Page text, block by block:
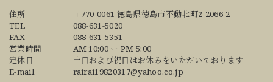
住所
〒770-0061 徳島県徳島市不動北町2-2066-2
TEL
088-631-5020
FAX
088-631-5351
営業時間
AM 10:00 ー PM 5:00
定休日
土日および祝日はお休みをいただいております
E-mail
rairai19820317@yahoo.co.jp